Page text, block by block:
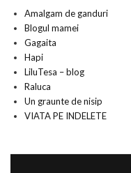
Amalgam de ganduri
Blogul mamei
Gagaita
Hapi
LiluTesa – blog
Raluca
Un graunte de nisip
VIATA PE INDELETE